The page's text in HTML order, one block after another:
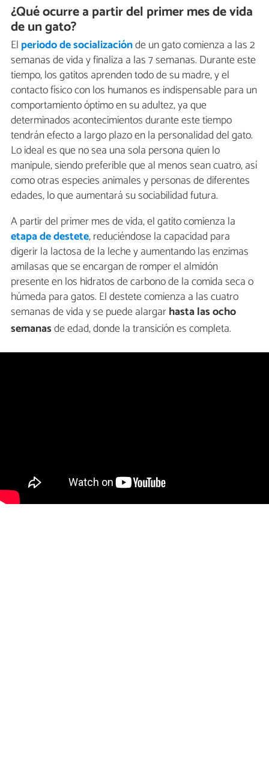
¿Qué ocurre a partir del primer mes de vida
de un gato?
El periodo de socializaciónde un gato comienza a las 2
semanas de vida y finaliza a las 7 semanas. Durante este
tiempo, los gatitos aprenden todo de su madre, y el
contacto físico con los humanos es indispensable para un
comportamiento óptimo en su adultez, ya que
determinados acontecimientos durante este tiempo
tendrán efecto a largo plazo en la personalidad del gato.
Lo ideal es que no sea una sola persona quien lo
manipule, siendo preferible que al menos sean cuatro, así
como otras especies animales y personas de diferentes
edades, lo que aumentará su sociabilidad futura.
A partir del primer mes de vida, el gatito comienza la
etapa dedestete, reduciéndose la capacidad para
digerir la lactosa de la leche y aumentando las enzimas
amilasas que se encargan de romper el almidón
presente en los hidratos de carbono de la comida seca o
húmeda para gatos. El destete comienza a las cuatro
semanas de vida y se puede alargarhasta las ocho
semanasde edad, donde la transición es completa.